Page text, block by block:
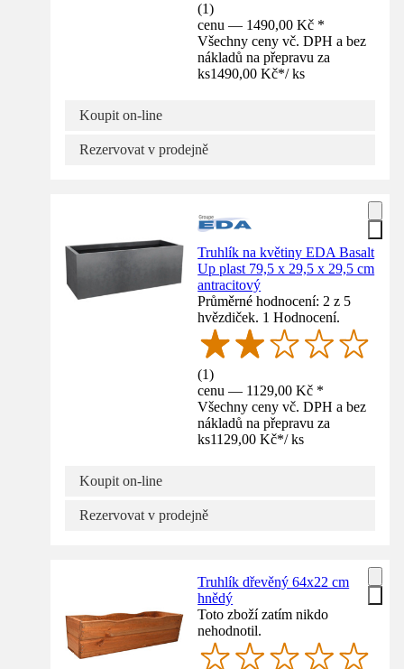
(1)
cenu — 1490,00 Kč *
Všechny ceny vč. DPH a bez
nákladů na přepravu za
ks1490,00 Kč*/ ks
Koupit on-line
Rezervovat v prodejně
Truhlík na květiny EDA Basalt
Up plast 79,5 x 29,5 x 29,5 cm
antracitový
Průměrné hodnocení: 2 z 5
hvězdiček. 1 Hodnocení.
(1)
cenu — 1129,00 Kč *
Všechny ceny vč. DPH a bez
nákladů na přepravu za
ks1129,00 Kč*/ ks
Koupit on-line
Rezervovat v prodejně
Truhlík dřevěný 64x22 cm
hnědý
Toto zboží zatím nikdo
nehodnotil.